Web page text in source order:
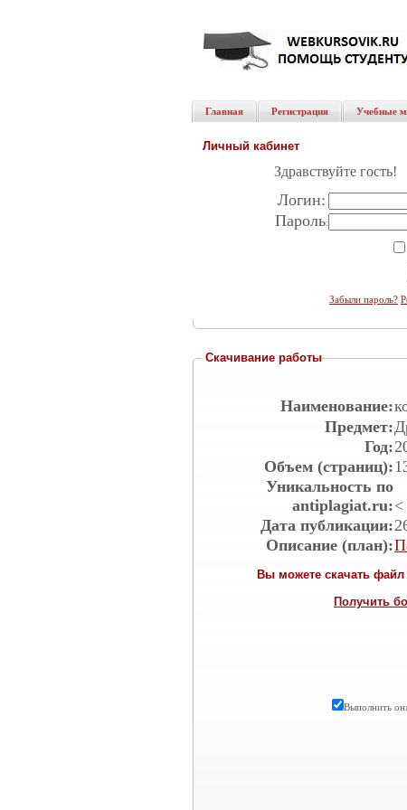
Главная Регистрация Учебные
Личный кабинет
Здравствуйте гость!
Логин:
Пароль:
Забыли пароль?
Скачивание работы
Наименование:
Предмет:
Год:
Объем (страниц):
Уникальность по
antiplagiat.ru:<
Дата публикации:
Описание (план):
Вы можете скачать
Получить
Выполнить